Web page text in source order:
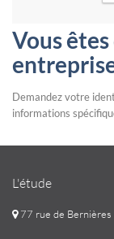
Vous
Demandez votre
informations
L'étude
77 rue de